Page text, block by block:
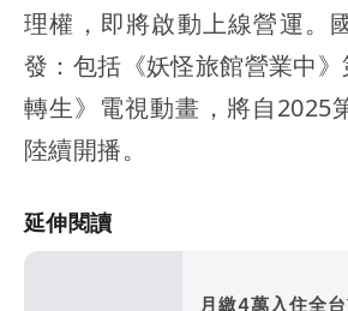
理權，即將啟動上線營運。
發：包括《妖怪旅館營業中
轉生》電視動畫，將自2025
陸續開播。
延伸閱讀
月繳4萬入住全